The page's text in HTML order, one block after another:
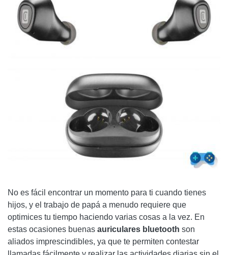
No es fácil encontrar un momento para ti cuando tienes
hijos, y el trabajo de papá a menudo requiere que
optimices tu tiempo haciendo varias cosas a la vez. En
estas ocasiones buenas auriculares bluetooth son
aliados imprescindibles, ya que te permiten contestar